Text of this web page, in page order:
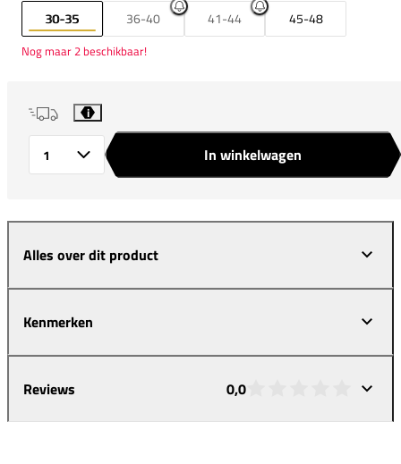
30-35 36-40 41-44 45-48
Nog maar 2 beschikbaar!
i
In winkelwagen
Alles over dit product
Kenmerken
Reviews 0,0